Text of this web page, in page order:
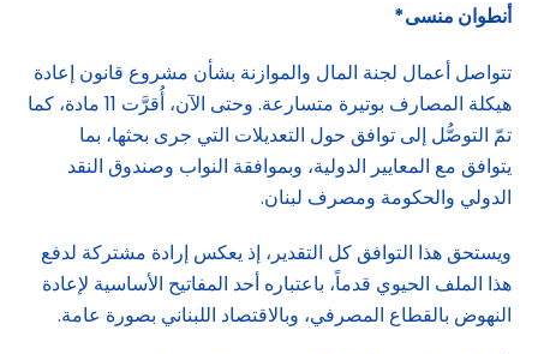
أنطوان منسى*
تتواصل أعمال لجنة المال والموازنة بشأن مشروع قانون إعادة
هيكلة المصارف بوتيرة متسارعة. وحتى الآن، أُقرَّت 11 مادة، كما
تمّ التوصُّل إلى توافق حول التعديلات التي جرى بحثها، بما
يتوافق مع المعايير الدولية، وبموافقة النواب وصندوق النقد
الدولي والحكومة ومصرف لبنان.
ويستحق هذا التوافق كل التقدير، إذ يعكس إرادة مشتركة لدفع
هذا الملف الحيوي قدماً، باعتباره أحد المفاتيح الأساسية لإعادة
النهوض بالقطاع المصرفي، وبالاقتصاد اللبناني بصورة عامة.